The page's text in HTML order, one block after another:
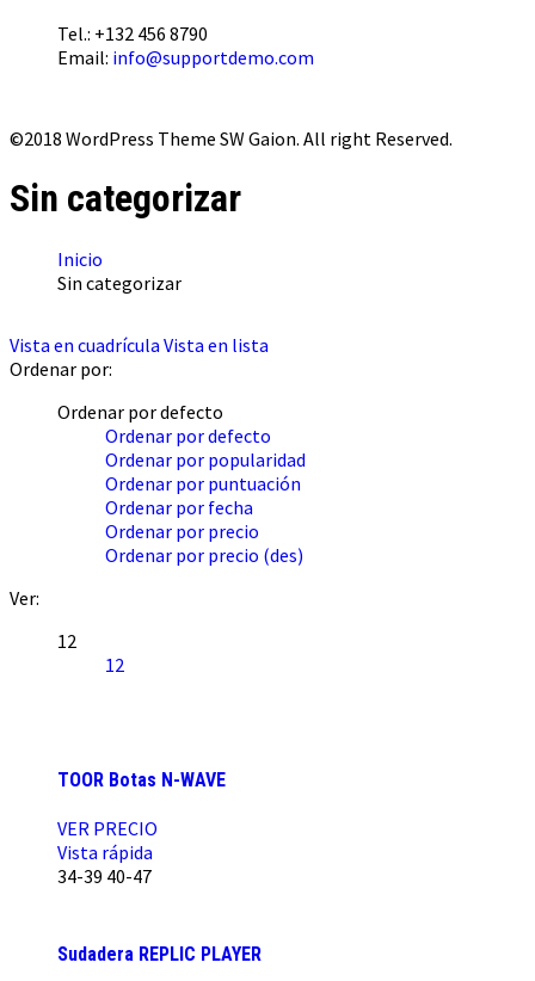
Tel.: +132 456 8790
Email: info@supportdemo.com
©2018 WordPress Theme SW Gaion. All right Reserved.
Sin categorizar
Inicio
Sin categorizar
Vista en cuadrícula Vista en lista
Ordenar por:
Ordenar por defecto
Ordenar por defecto
Ordenar por popularidad
Ordenar por puntuación
Ordenar por fecha
Ordenar por precio
Ordenar por precio (des)
Ver:
12
12
TOOR Botas N-WAVE
VER PRECIO
Vista rápida
34-39 40-47
Sudadera REPLIC PLAYER